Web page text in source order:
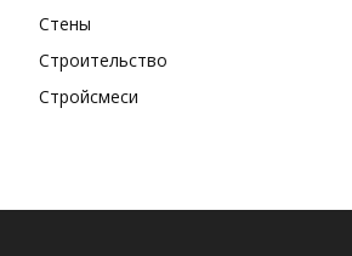
Стены
Строительство
Стройсмеси